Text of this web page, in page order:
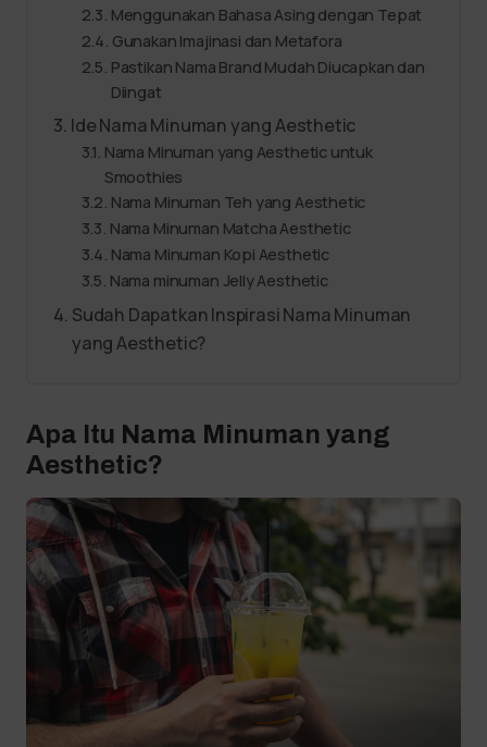
Menggunakan Bahasa Asing dengan Tepat
Gunakan Imajinasi dan Metafora
Pastikan Nama Brand Mudah Diucapkan dan
Diingat
Ide Nama Minuman yang Aesthetic
Nama Minuman yang Aesthetic untuk
Smoothies
Nama Minuman Teh yang Aesthetic
Nama Minuman Matcha Aesthetic
Nama Minuman Kopi Aesthetic
Nama minuman Jelly Aesthetic
Sudah Dapatkan Inspirasi Nama Minuman
yang Aesthetic?
Apa Itu Nama Minuman yang
Aesthetic?